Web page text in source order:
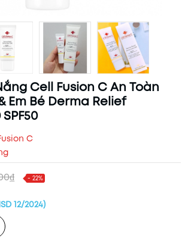
Cell Fusion C An Toàn
Em Bé Derma Relief
C
- 22%
12/2024)